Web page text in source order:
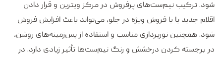
شود. ترکیب نیم‌ست‌های پرفروش در مرکز ویترین و قرار دادن
اقلام جدید یا با فروش ویژه در جلو، می‌تواند باعث افزایش فروش
شود. همچنین نورپردازی مناسب و استفاده از پس‌زمینه‌های روشن،
در برجسته کردن درخشش و رنگ نیم‌ست‌ها تأثیر زیادی دارد. در